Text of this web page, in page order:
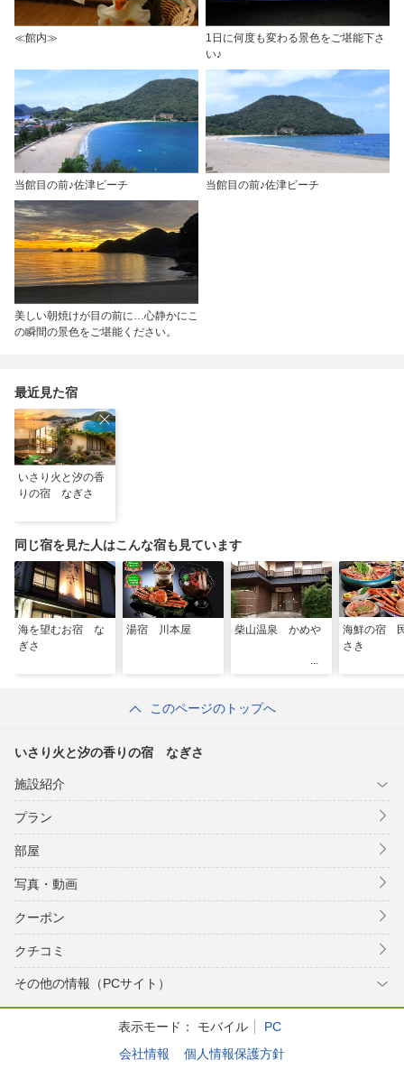
≪館内≫
1日に何度も変わる景色をご堪能下さ
い♪
当館目の前♪佐津ビーチ 当館目の前♪佐津ビーチ
美しい朝焼けが目の前に…心静かにこ
の瞬間の景色をご堪能ください。
最近見た宿
いさり火と汐の香
りの宿 なぎさ
同じ宿を見た人はこんな宿も見ています
海を望むお宿 な
ぎさ
湯宿 川本屋 柴山温泉 かめや
海鮮の宿
さき
このページのトップへ
いさり火と汐の香りの宿 なぎさ
施設紹介
プラン
部屋
写真・動画
クーポン
クチコミ
その他の情報（PCサイト）
表示モード： モバイル
PC
会社情報
個人情報保護方針